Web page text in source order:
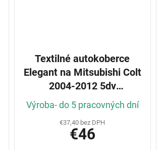
Textilné autokoberce
Elegant na Mitsubishi Colt
2004-2012 5dv
(Konfigurátor)
Výroba- do 5 pracovných dní
€37,40 bez DPH
€46